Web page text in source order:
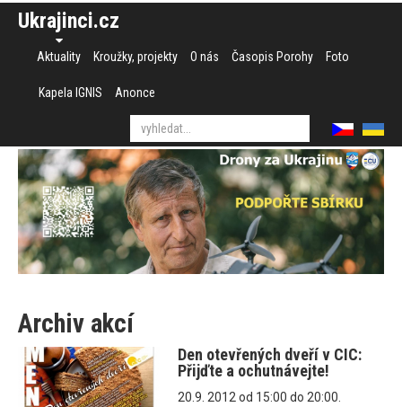
Ukrajinci.cz
Aktuality Kroužky, projekty O nás Časopis Porohy Foto
Kapela IGNIS Anonce
Archiv akcí
Den otevřených dveří v CIC:
Přijďte a ochutnávejte!
20.9. 2012 od 15:00 do 20:00.